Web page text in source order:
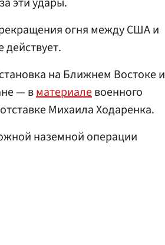
огня между США и
на Ближнем Востоке и
— вматериалевоенного
Михаила Ходаренка.
наземной операции